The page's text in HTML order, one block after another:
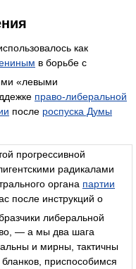
как
в борьбе с
«левыми
право-либеральной
после роспуска Думы
прогрессивной
радикалами
органа партии
после инструкций о
либеральной
— а мы два шага
и мирны, тактичны
приспособимся